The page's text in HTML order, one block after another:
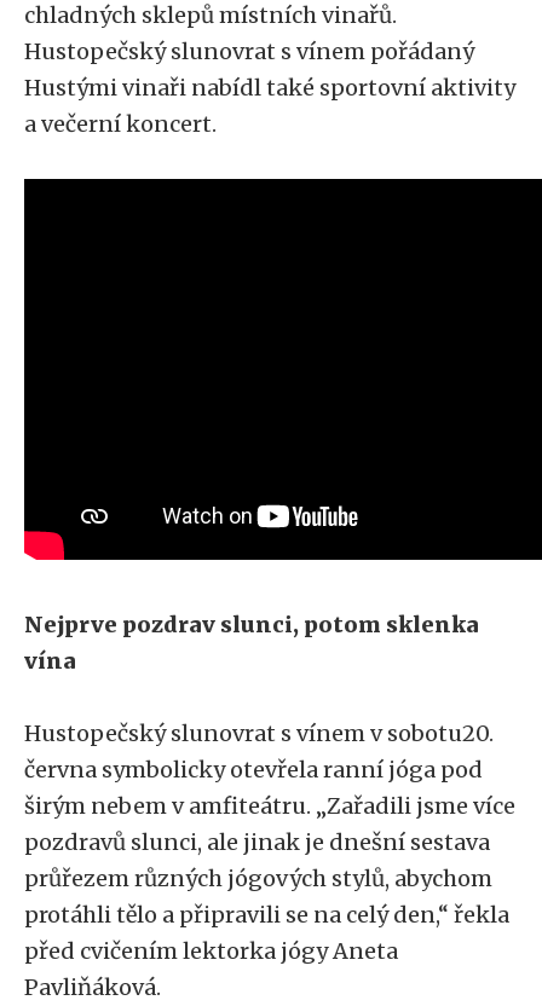
chladných sklepů místních vinařů.
Hustopečský slunovrat s vínem pořádaný
Hustými vinaři nabídl také sportovní aktivity
a večerní koncert.
Nejprve pozdrav slunci, potom sklenka
vína
Hustopečský slunovrat s vínem v sobotu20.
června symbolicky otevřela ranní jóga pod
širým nebem v amfiteátru. „Zařadili jsme více
pozdravů slunci, ale jinak je dnešní sestava
průřezem různých jógových stylů, abychom
protáhli tělo a připravili se na celý den,“ řekla
před cvičením lektorka jógy Aneta
Pavliňáková.